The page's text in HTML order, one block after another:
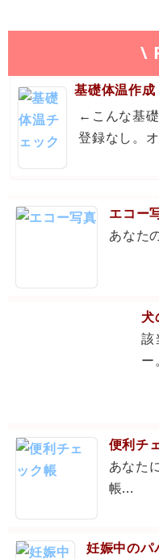
\
基礎体温作成
←こんな基
登録なし。
エコー
あなた
犬
該
ー
便利チ
あなた
帳...
妊娠中のパ